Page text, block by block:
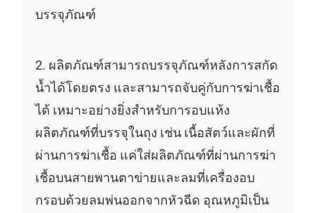
บรรจุภัณฑ์
2. ผลิตภัณฑ์สามารถบรรจุภัณฑ์หลังการสกัด
น้ำได้โดยตรง และสามารถจับคู่กับการฆ่าเชื้อ
ได้ เหมาะอย่างยิ่งสำหรับการอบแห้ง
ผลิตภัณฑ์ที่บรรจุในถุง เช่น เนื้อสัตว์และผักที่
ผ่านการฆ่าเชื้อ แค่ใส่ผลิตภัณฑ์ที่ผ่านการฆ่า
เชื้อบนสายพานตาข่ายและลมที่เครื่องอบ
กรอบด้วยลมพ่นออกจากหัวฉีด อุณหภูมิเป็น